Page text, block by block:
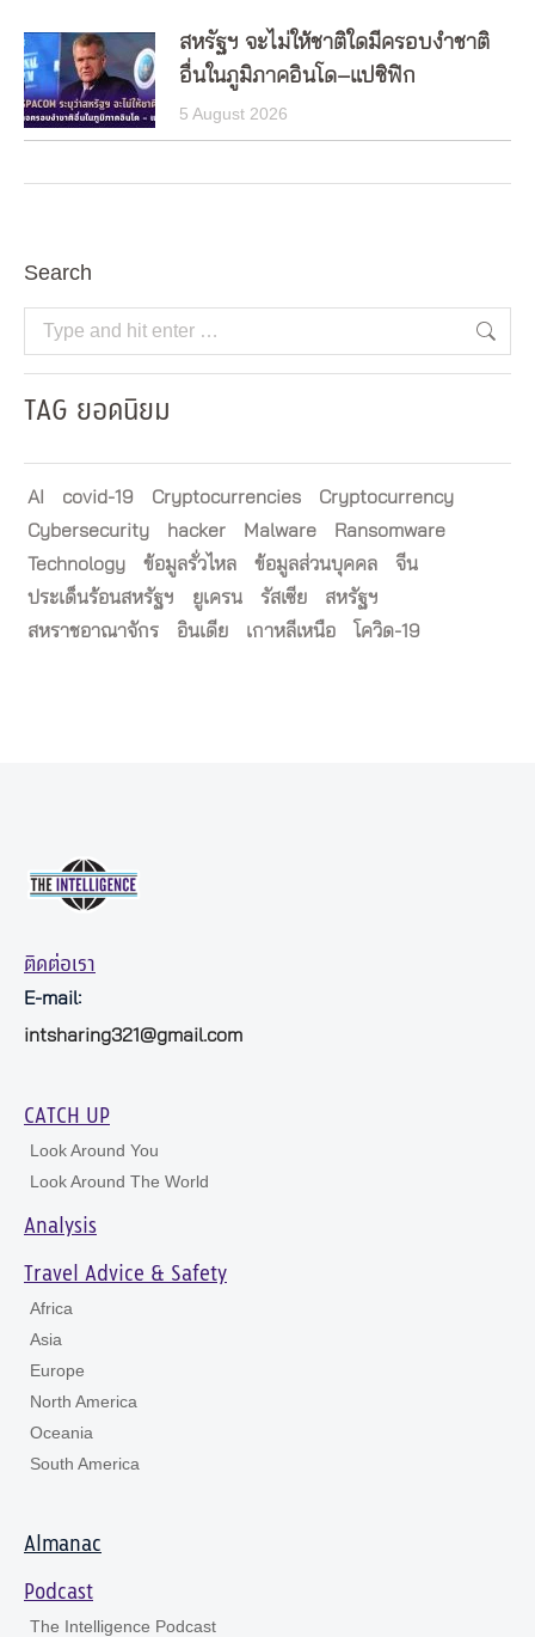
สหรัฐฯ จะไม่ให้ชาติใดมีครอบงำชาติ
อื่นในภูมิภาคอินโด–แปซิฟิก
5 August 2026
Search
Search:
TAG ยอดนิยม
AI covid-19 Cryptocurrencies
Cryptocurrency
Cybersecurity
hacker Malware
Ransomware
Technology
ข้อมูลรั่วไหล ข้อมูลส่วนบุคคล
จีน
ประเด็นร้อนสหรัฐฯ
ยูเครน รัสเซีย
สหรัฐฯ
สหราชอาณาจักร
อินเดีย เกาหลีเหนือ โควิด-19
ติดต่อเรา
E-mail:
intsharing321@gmail.com
CATCH UP
Look Around You
Look Around The World
Analysis
Travel Advice & Safety
Africa
Asia
Europe
North America
Oceania
South America
Almanac
Podcast
The Intelligence Podcast